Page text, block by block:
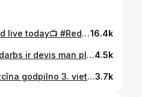
Good vibes broadcasted live today📺 #RedCarpetBoy16.4k
Esmu laimīgs, ka mans darbs ir devis man platformu un to varu izmantot jēgpilniem mērķiem. Šis bija mans pirmais maratons. Es tam kārtīgi gatavojos un biju gatavs noskriet, bet es izvēlējos apstāties, lai pievērstu uzmanību tam, ka, līdzīgi kā es šodien, tūkstošiem skolēnu Latvijā nepārkāps savai finiša līnijai – absolvēšanai. Apmēram 2700 jauniešu 2024. gadā nesasniedza minimālos 15% matemātikas eksāmenā. Izglītības ceļš ir kā maratons – tas prasa laiku, izturību un neatlaidību, un pa ceļam nereti nākas pārvarēt šaubas, nogurumu un vēlmi padoties. Tieši tāpēc īpaši svarīgs ir atbalsts – no ģimenes, draugiem, skolotājiem vai vienkārši kāda, kurš pasaka: “Tu to vari!” Liels paldies manai trenerei @ilonamarhele ! Viņa bija mans atbalsts un motivēja mani. Šobrīd norit pieteikšanās līderības attīstības programmai “Enefit iespējamā misija: izglābt STEM”, kuras mērķis ir sagatavot vairāk nekā 150 aizrautīgus un augsti motivētus skolotājus, kas varētu kļūt par atbalstu skolēniem viņu “maratonā”. Varbūt tieši Tu esi īstais cilvēks šai programmai! Mīlestība visiem! 🖤4.5k
Madonas zaļais koris izcīna godpilno 3. vietu! Bet ar to nekas nebeidzas - sekojiet līdzi, kur viņus varēsiet vēl satikt! 💚 #KoruKari svētdienās plkst. 20.30!3.7k